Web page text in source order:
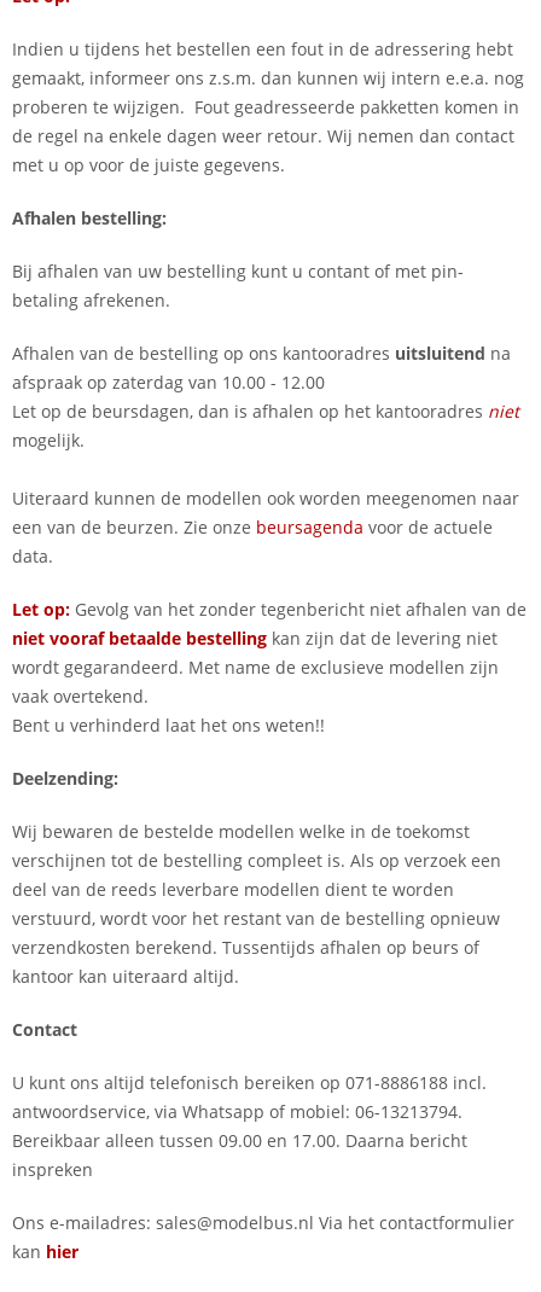
Indien u tijdens het bestellen een fout in de adressering hebt
gemaakt, informeer ons z.s.m. dan kunnen wij intern e.e.a. nog
proberen te wijzigen. Fout geadresseerde pakketten komen in
de regel na enkele dagen weer retour. Wij nemen dan contact
met u op voor de juiste gegevens.
Afhalen bestelling:
Bij afhalen van uw bestelling kunt u contant of met pin-
betaling afrekenen.
Afhalen van de bestelling op ons kantooradres uitsluitend na
afspraak op zaterdag van 10.00 - 12.00
Let op de beursdagen, dan is afhalen op het kantooradres niet
mogelijk.
Uiteraard kunnen de modellen ook worden meegenomen naar
een van de beurzen. Zie onze beursagenda voor de actuele
data.
Let op: Gevolg van het zonder tegenbericht niet afhalen van de
niet vooraf betaalde bestelling kan zijn dat de levering niet
wordt gegarandeerd. Met name de exclusieve modellen zijn
vaak overtekend.
Bent u verhinderd laat het ons weten!!
Deelzending:
Wij bewaren de bestelde modellen welke in de toekomst
verschijnen tot de bestelling compleet is. Als op verzoek een
deel van de reeds leverbare modellen dient te worden
verstuurd, wordt voor het restant van de bestelling opnieuw
verzendkosten berekend. Tussentijds afhalen op beurs of
kantoor kan uiteraard altijd.
Contact
U kunt ons altijd telefonisch bereiken op 071-8886188 incl.
antwoordservice, via Whatsapp of mobiel: 06-13213794.
Bereikbaar alleen tussen 09.00 en 17.00. Daarna bericht
inspreken
Ons e-mailadres: sales@modelbus.nl Via het contactformulier
kan hier